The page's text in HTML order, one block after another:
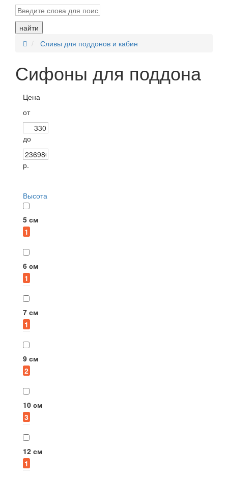
найти
Сливы для поддонов и кабин
Сифоны для поддона
Цена
от
до
р.
Бренды
Hansgrohe
1
Raiber
TECE
5
Высота
5 см
1
6 см
1
7 см
1
9 см
2
10 см
3
12 см
1